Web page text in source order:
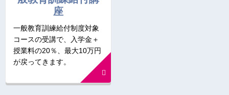
座
一般教育訓練給付制度対象
コースの受講で、入学金＋
授業料の20％、最大10万円
が戻ってきます。